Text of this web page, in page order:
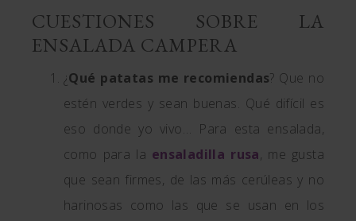
CUESTIONES SOBRE LA
ENSALADA CAMPERA
¿Qué patatas me recomiendas? Que no
estén verdes y sean buenas. Qué difícil es
eso donde yo vivo… Para esta ensalada,
como para la ensaladilla rusa, me gusta
que sean firmes, de las más cerúleas y no
harinosas como las que se usan en los